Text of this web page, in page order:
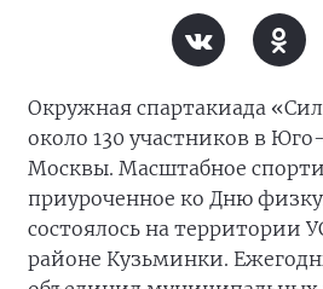
Окружная спартакиада
около 130 участников в
Москвы. Масштабное
приуроченное ко Дню
состоялось на территории
районе Кузьминки.